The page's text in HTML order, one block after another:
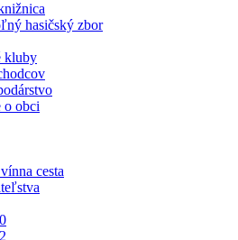
hasičský zbor
kluby
o obci
cesta